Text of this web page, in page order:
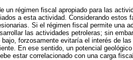
un régimen fiscal apropiado para las
a esta actividad. Considerando estos
Si el régimen fiscal permite una
las actividades petroleras; sin
bajo, forzosamente evitaría el interés de
En ese sentido, un potencial
estar correlacionado con una carga